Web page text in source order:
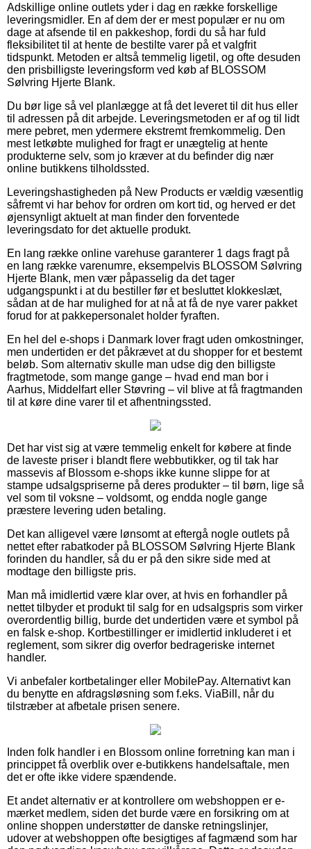
Adskillige online outlets yder i dag en række forskellige
leveringsmidler. En af dem der er mest populær er nu om
dage at afsende til en pakkeshop, fordi du så har fuld
fleksibilitet til at hente de bestilte varer på et valgfrit
tidspunkt. Metoden er altså temmelig ligetil, og ofte desuden
den prisbilligste leveringsform ved køb af BLOSSOM
Sølvring Hjerte Blank.
Du bør lige så vel planlægge at få det leveret til dit hus eller
til adressen på dit arbejde. Leveringsmetoden er af og til lidt
mere pebret, men ydermere ekstremt fremkommelig. Den
mest letkøbte mulighed for fragt er unægtelig at hente
produkterne selv, som jo kræver at du befinder dig nær
online butikkens tilholdssted.
Leveringshastigheden på New Products er vældig væsentlig
såfremt vi har behov for ordren om kort tid, og herved er det
øjensynligt aktuelt at man finder den forventede
leveringsdato for det aktuelle produkt.
En lang række online varehuse garanterer 1 dags fragt på
en lang række varenumre, eksempelvis BLOSSOM Sølvring
Hjerte Blank, men vær påpasselig da det tager
udgangspunkt i at du bestiller før et besluttet klokkeslæt,
sådan at de har mulighed for at nå at få de nye varer pakket
forud for at pakkepersonalet holder fyraften.
En hel del e-shops i Danmark lover fragt uden omkostninger,
men undertiden er det påkrævet at du shopper for et bestemt
beløb. Som alternativ skulle man udse dig den billigste
fragtmetode, som mange gange – hvad end man bor i
Aarhus, Middelfart eller Støvring – vil blive at få fragtmanden
til at køre dine varer til et afhentningssted.
Det har vist sig at være temmelig enkelt for købere at finde
de laveste priser i blandt flere webbutikker, og til tak har
massevis af Blossom e-shops ikke kunne slippe for at
stampe udsalgspriserne på deres produkter – til børn, lige så
vel som til voksne – voldsomt, og endda nogle gange
præstere levering uden betaling.
Det kan alligevel være lønsomt at eftergå nogle outlets på
nettet efter rabatkoder på BLOSSOM Sølvring Hjerte Blank
forinden du handler, så du er på den sikre side med at
modtage den billigste pris.
Man må imidlertid være klar over, at hvis en forhandler på
nettet tilbyder et produkt til salg for en udsalgspris som virker
overordentlig billig, burde det undertiden være et symbol på
en falsk e-shop. Kortbestillinger er imidlertid inkluderet i et
reglement, som sikrer dig overfor bedrageriske internet
handler.
Vi anbefaler kortbetalinger eller MobilePay. Alternativt kan
du benytte en afdragsløsning som f.eks. ViaBill, når du
tilstræber at afbetale prisen senere.
Inden folk handler i en Blossom online forretning kan man i
princippet få overblik over e-butikkens handelsaftale, men
det er ofte ikke videre spændende.
Et andet alternativ er at kontrollere om webshoppen er e-
mærket medlem, siden det burde være en forsikring om at
online shoppen understøtter de danske retningslinjer,
udover at webshoppen ofte besigtiges af fagmænd som har